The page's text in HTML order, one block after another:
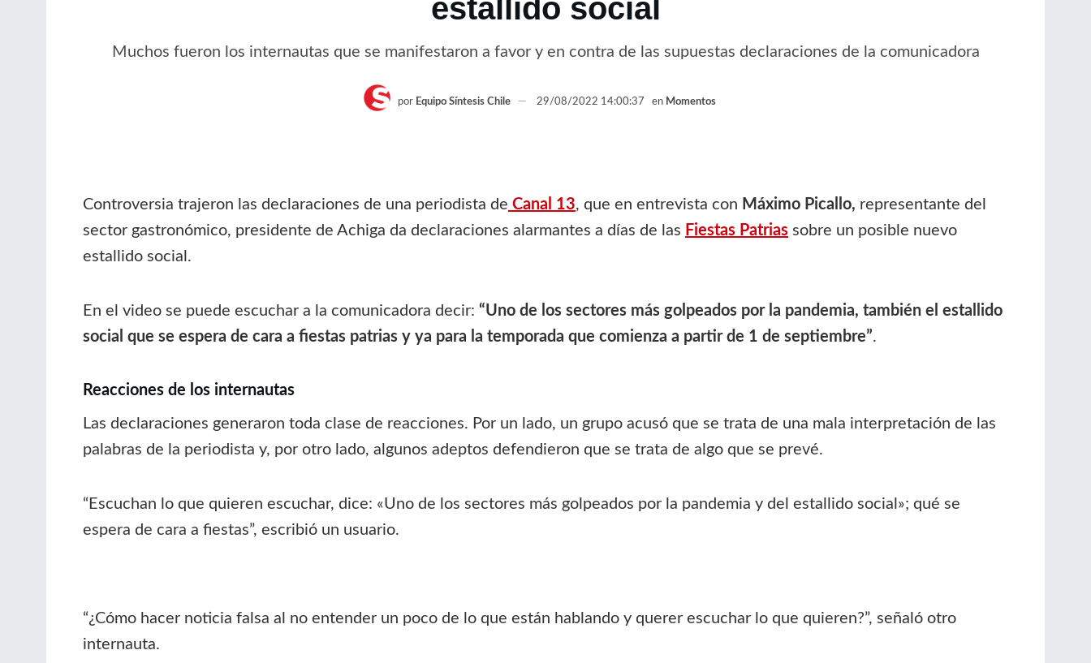
estallido social
Muchos fueron los internautas que se manifestaron a favor y en contra de las supuestas declaraciones de la comunicadora
por Equipo Síntesis Chile 29/08/2022 14:00:37 en Momentos
Controversia trajeron las declaraciones de una periodista de Canal 13, que en entrevista con Máximo Picallo, representante del
sector gastronómico, presidente de Achiga da declaraciones alarmantes a días de las Fiestas Patrias sobre un posible nuevo
estallido social.
En el video se puede escuchar a la comunicadora decir: “Uno de los sectores más golpeados por la pandemia, también el estallido
social que se espera de cara a fiestas patrias y ya para la temporada que comienza a partir de 1 de septiembre”.
Reacciones de los internautas
Las declaraciones generaron toda clase de reacciones. Por un lado, un grupo acusó que se trata de una mala interpretación de las
palabras de la periodista y, por otro lado, algunos adeptos defendieron que se trata de algo que se prevé.
“Escuchan lo que quieren escuchar, dice: «Uno de los sectores más golpeados por la pandemia y del estallido social»; qué se
espera de cara a fiestas”, escribió un usuario.
“¿Cómo hacer noticia falsa al no entender un poco de lo que están hablando y querer escuchar lo que quieren?”, señaló otro
internauta.